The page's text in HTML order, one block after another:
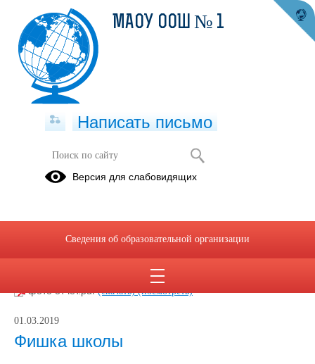
Проекты
(скачать)
фото отчет.pdf(скачать)(посмотреть)
01.03.2019
Фишка школы
МАОУ ООШ № 1
Написать письмо
Версия для слабовидящих
Сведения об образовательной организации